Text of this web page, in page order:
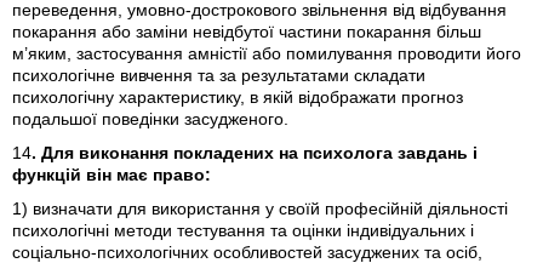
переведення, умовно-дострокового звільнення від відбування
покарання або заміни невідбутої частини покарання більш
м’яким, застосування амністії або помилування проводити його
психологічне вивчення та за результатами складати
психологічну характеристику, в якій відображати прогноз
подальшої поведінки засудженого.
14. Для виконання покладених на психолога завдань і
функцій він має право:
1) визначати для використання у своїй професійній діяльності
психологічні методи тестування та оцінки індивідуальних і
соціально-психологічних особливостей засуджених та осіб,